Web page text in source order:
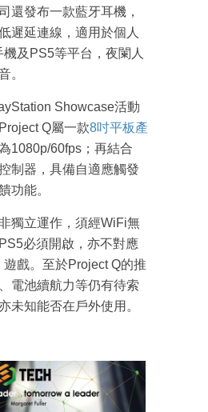
還發布一款藍牙耳機，
遲延連線，適用於個人
及PS5等平台，夜闌人
。
Showcase活動
Q屬一款8吋平板產
1080p/60fps；再結合
制器，具備自適應觸發
功能。
獨立運作，須經WiFi無
必須開啟，亦不對應
戲。至於Project Q的推
電池續航力等仍有待索
未知能否在戶外使用。
成為 EJ Tech 會員